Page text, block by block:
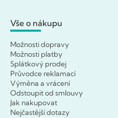
Vše o nákupu
Možnosti dopravy
Možnosti platby
Splátkový prodej
Průvodce reklamací
Výměna a vrácení
Odstoupit od smlouvy
Jak nakupovat
Nejčastější dotazy